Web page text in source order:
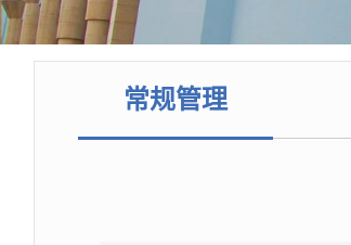
常规管理